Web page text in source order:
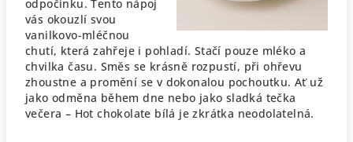
odpočinku. Tento nápoj
vás okouzlí svou
vanilkovo-mléčnou
chutí, která zahřeje i pohladí. Stačí pouze mléko a
chvilka času. Směs se krásně rozpustí, při ohřevu
zhoustne a promění se v dokonalou pochoutku. Ať už
jako odměna během dne nebo jako sladká tečka
večera – Hot chokolate bílá je zkrátka neodolatelná.